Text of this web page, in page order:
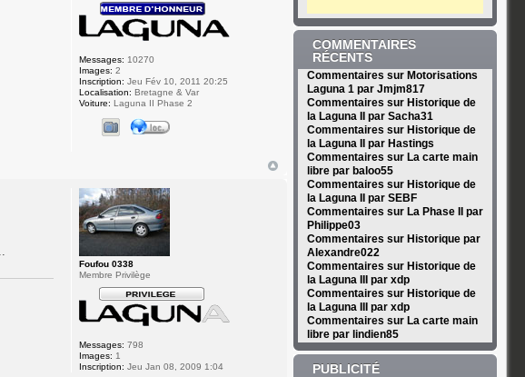
Messages: 10270
Images: 2
Inscription: Jeu Fév 10, 2011 20:25
Localisation: Bretagne & Var
Voiture: Laguna II Phase 2
Foufou 0338
Membre Privilège
Messages: 798
Images: 1
Inscription: Jeu Jan 08, 2009 1:04
COMMENTAIRES
RÉCENTS
Commentaires sur Motorisations
Laguna 1 par Jmjm817
Commentaires sur Historique de
la Laguna II par Sacha31
Commentaires sur Historique de
la Laguna II par Hastings
Commentaires sur La carte main
libre par baloo55
Commentaires sur Historique de
la Laguna II par SEBF
Commentaires sur La Phase II par
Philippe03
Commentaires sur Historique par
Alexandre022
Commentaires sur Historique de
la Laguna III par xdp
Commentaires sur Historique de
la Laguna III par xdp
Commentaires sur La carte main
libre par lindien85
PUBLICITÉ